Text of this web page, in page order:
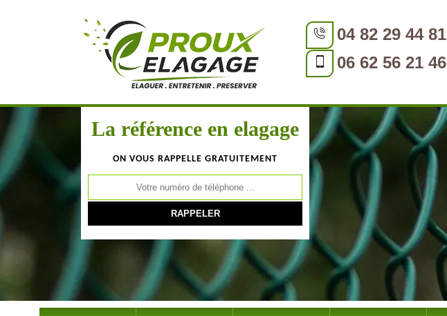
04 82 29 44 81
06 62 56 21 46
La référence en elagage
ON VOUS RAPPELLE GRATUITEMENT